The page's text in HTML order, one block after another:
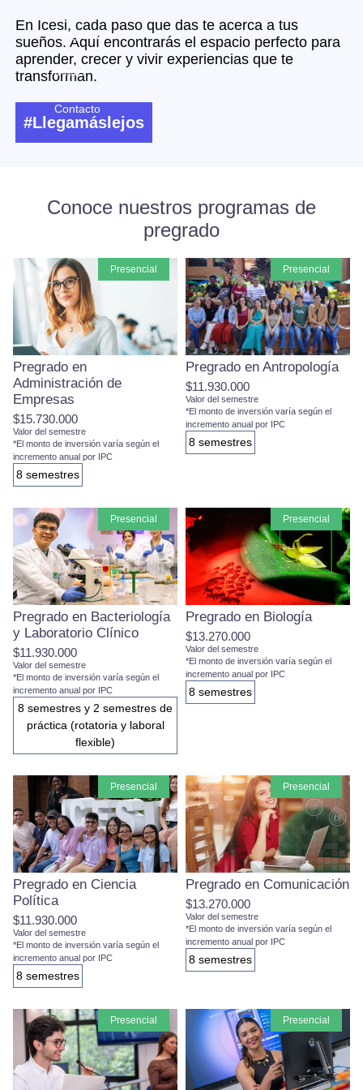
Programas
Becas
Contacto
En Icesi, cada paso que das te acerca a tus
sueños. Aquí encontrarás el espacio perfecto para
aprender, crecer y vivir experiencias que te
transforman.
#Llegamáslejos
Conoce nuestros programas de
pregrado
presencial
Pregrado en
Administración de
Empresas
$15.730.000
Valor del semestre
*El monto de inversión varía según el
incremento anual por IPC
8 semestres
presencial
Pregrado en Antropología
$11.930.000
Valor del semestre
*El monto de inversión varía según el
incremento anual por IPC
8 semestres
presencial
Pregrado en Bacteriología
y Laboratorio Clínico
$11.930.000
Valor del semestre
*El monto de inversión varía según el
incremento anual por IPC
8 semestres y 2 semestres de
práctica (rotatoria y laboral
flexible)
presencial
Pregrado en Biología
$13.270.000
Valor del semestre
*El monto de inversión varía según el
incremento anual por IPC
8 semestres
presencial
Pregrado en Ciencia
Política
$11.930.000
Valor del semestre
*El monto de inversión varía según el
incremento anual por IPC
8 semestres
presencial
Pregrado en Comunicación
$13.270.000
Valor del semestre
*El monto de inversión varía según el
incremento anual por IPC
8 semestres
presencial presencial